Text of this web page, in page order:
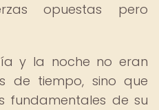
opuestas pero
y la noche no eran
de tiempo, sino que
fundamentales de su